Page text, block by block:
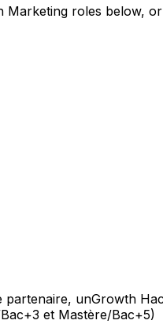
Marketing roles below, or
unGrowth
et Mastère/Bac+5)